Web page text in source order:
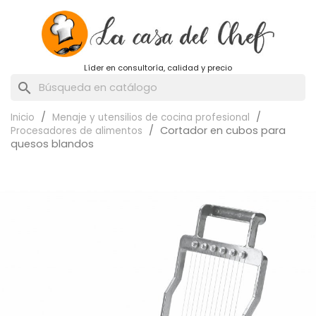
Líder en consultoría, calidad y precio
search
Inicio
Menaje y utensilios de cocina profesional
Procesadores de alimentos
Cortador en cubos para
quesos blandos